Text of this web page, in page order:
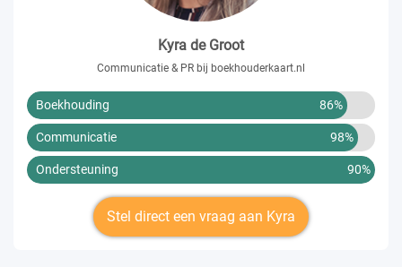
Kyra de Groot
Communicatie & PR bij boekhouderkaart.nl
Boekhouding 86%
Communicatie 98%
Ondersteuning 90%
Stel direct een vraag aan Kyra